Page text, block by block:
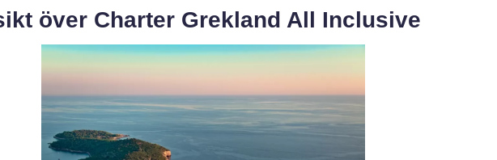
över Charter Grekland All Inclusive